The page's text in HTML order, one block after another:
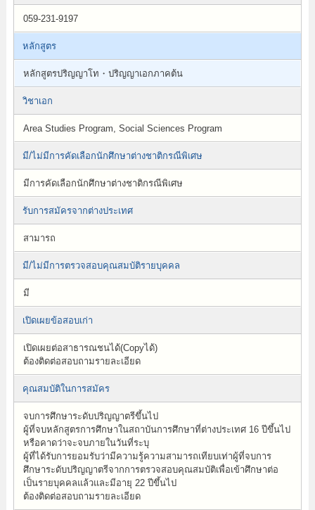
059-231-9197
หลักสูตร
หลักสูตรปริญญาโท・ปริญญาเอกภาคต้น
วิชาเอก
Area Studies Program, Social Sciences Program
มี/ไม่มีการคัดเลือกนักศึกษาต่างชาติกรณีพิเศษ
มีการคัดเลือกนักศึกษาต่างชาติกรณีพิเศษ
รับการสมัครจากต่างประเทศ
สามารถ
มี/ไม่มีการตรวจสอบคุณสมบัติรายบุคคล
มี
เปิดเผยข้อสอบเก่า
เปิดเผยต่อสาธารณชนได้(Copyได้)
ต้องติดต่อสอบถามรายละเอียด
คุณสมบัติในการสมัคร
จบการศึกษาระดับปริญญาตรีขึ้นไป
ผู้ที่จบหลักสูตรการศึกษาในสถาบันการศึกษาที่ต่างประเทศ 16 ปีขึ้นไป
หรือคาดว่าจะจบภายในวันที่ระบุ
ผู้ที่ได้รับการยอมรับว่ามีความรู้ความสามารถเทียบเท่าผู้ที่จบการ
ศึกษาระดับปริญญาตรีจากการตรวจสอบคุณสมบัติเพื่อเข้าศึกษาต่อ
เป็นรายบุคคลแล้วและมีอายุ 22 ปีขึ้นไป
ต้องติดต่อสอบถามรายละเอียด